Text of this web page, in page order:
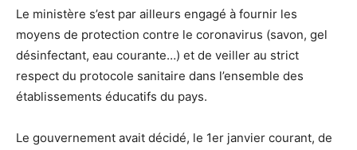
Le ministère s’est par ailleurs engagé à fournir les
moyens de protection contre le coronavirus (savon, gel
désinfectant, eau courante…) et de veiller au strict
respect du protocole sanitaire dans l’ensemble des
établissements éducatifs du pays.
Le gouvernement avait décidé, le 1er janvier courant, de